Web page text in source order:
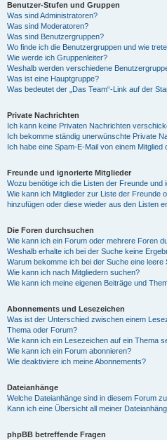
Benutzer-Stufen und Gruppen
Was sind Administratoren?
Was sind Moderatoren?
Was sind Benutzergruppen?
Wo finde ich die Benutzergruppen und wie
Wie werde ich Gruppenleiter?
Weshalb werden verschiedene
Was ist eine Hauptgruppe?
Was bedeutet der „Das Team“-Link auf der
Private Nachrichten
Ich kann keine Privaten Nachrichten
Ich bekomme ständig unerwünschte Private
Ich habe eine Spam-E-Mail von einem Mitglied
Freunde und ignorierte Mitglieder
Wozu benötige ich die Listen der Freunde und
Wie kann ich Mitglieder zur Liste der Freunde
hinzufügen oder diese wieder aus den Listen
Die Foren durchsuchen
Wie kann ich ein Forum oder mehrere Foren
Weshalb erhalte ich bei der Suche keine
Warum bekomme ich bei der Suche eine leere
Wie kann ich nach Mitgliedern suchen?
Wie kann ich meine eigenen Beiträge und
Abonnements und Lesezeichen
Was ist der Unterschied zwischen einem
Thema oder Forum?
Wie kann ich ein Lesezeichen auf ein Thema
Wie kann ich ein Forum abonnieren?
Wie deaktiviere ich meine Abonnements?
Dateianhänge
Welche Dateianhänge sind in diesem Forum
Kann ich eine Übersicht all meiner
phpBB betreffende Fragen